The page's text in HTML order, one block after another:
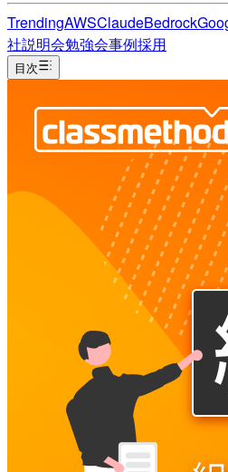
TrendingAWSClaudeBedrock
社説明会勉強会事例採用
目次